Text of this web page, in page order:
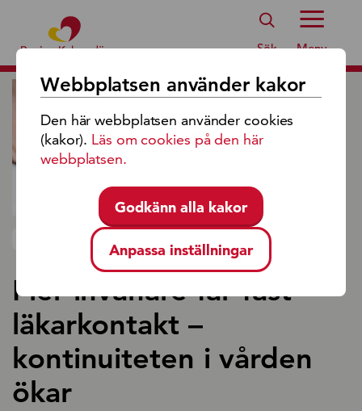
Region Kalmar Läns Logotyp
Sök Meny
NYHET 2026-02-26
Fler invånare får fast
läkarkontakt –
kontinuiteten i vården
ökar
Webbplatsen använder kakor
Den här webbplatsen använder cookies
(kakor). Läs om cookies på den här
webbplatsen.
Godkänn alla kakor
Anpassa inställningar